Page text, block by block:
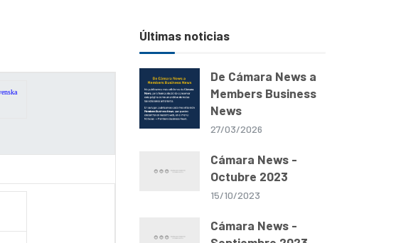
Últimas noticias
De Cámara News a
Members Business
News
27/03/2026
Cámara News -
Octubre 2023
15/10/2023
Cámara News -